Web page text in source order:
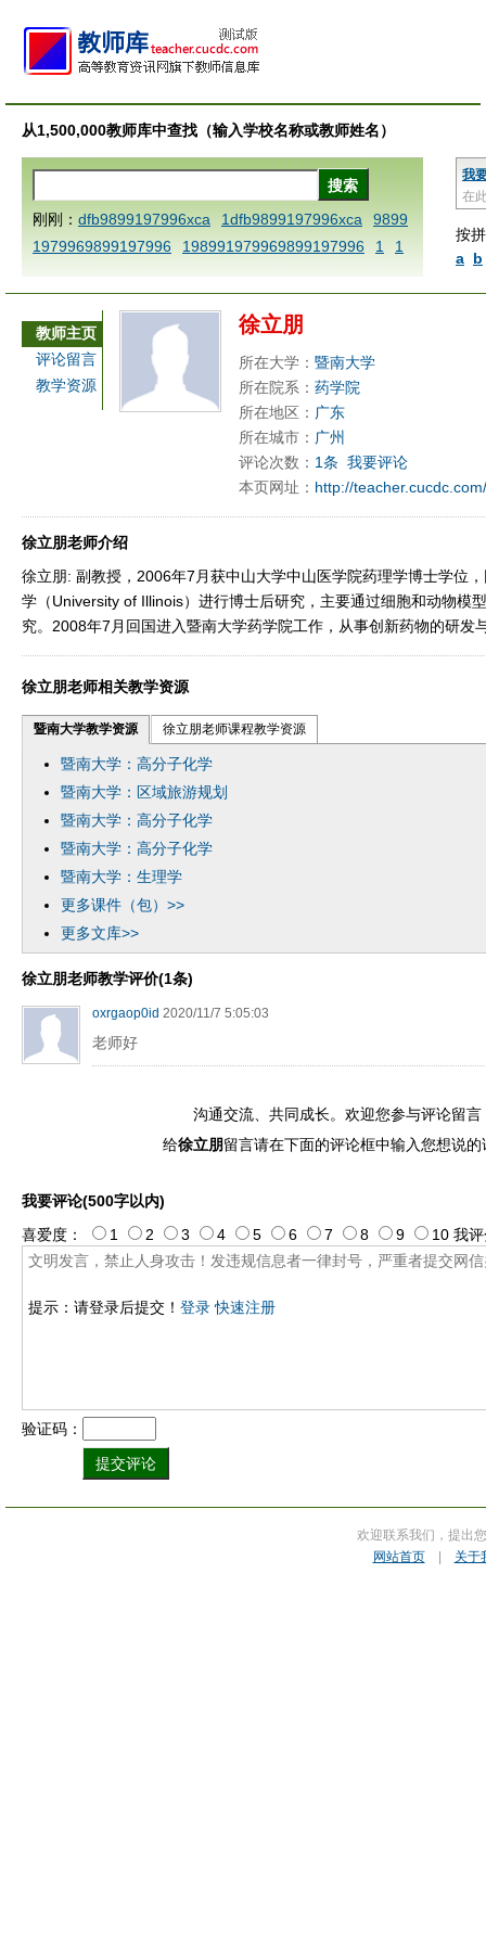
从1,500,000教师库中查找（输入学校名称或教师姓名）
我
在
按
a b
刚刚： dfb9899197996xca 1dfb9899197996xca
9899
1979969899197996
198991979969899197996 1
1
AAABBBCCCdefine blablaenddefine dfbxyzendtemplat
placezo
1dfb9899197996x 1dfbabctitlexca
key98991 methodmultiply operand97996xca
1dfbsetx
9899197996xxca
1dfbthisxca 1dfbxca123
1printdfb
9899197996 xca
AAABBBCCCdefine blablaenddefine
dfbxyzendtemplate dfbCCCBBBAAA
dfb
dfb9899197
dfbmath key98991 methodmultipl
dfbsetx9899197996xxca
教师主页
评论留言
教学资源
徐立朋
所在大学： 暨南大学
所在院系： 药学院
所在地区： 广东
所在城市： 广州
评论次数： 1条 我要评论
本页网址： http://
徐立朋老师介绍
徐立朋: 副教授，2006年7月获中山大学中山医学院药理学博士学位
学（University of Illinois）进行博士后研究，主要通过细胞和动物模
究。2008年7月回国进入暨南大学药学院工作，从事创新药物的研发
徐立朋老师相关教学资源
暨南大学教学资源 徐立朋老师课程教学资源
暨南大学：高分子化学
暨南大学：区域旅游规划
暨南大学：高分子化学
暨南大学：高分子化学
暨南大学：生理学
更多课件（包）>>
更多文库>>
徐立朋老师教学评价(1条)
oxrgaop0id 2020/11/7 5:05:03
老师好
沟通交流、共同成长。欢迎您参与评论留言
给徐立朋留言请在下面的评论框中输入您想说的
我要评论(500字以内)
提示：请登录后提交！ 登录 快速注册
喜爱度： 1 2 3 4 5 6 7 8 9 10 我评
验证码：
欢迎联系我们，提出
网站首页| 关于